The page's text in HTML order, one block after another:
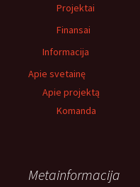
Projektai
Finansai
Informacija
Apie svetainę
Apie projektą
Komanda
Metainformacija